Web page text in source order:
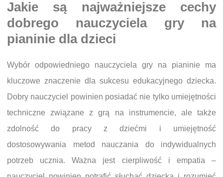
Jakie są najważniejsze cechy
dobrego nauczyciela gry na
pianinie dla dzieci
Wybór odpowiedniego nauczyciela gry na pianinie ma
kluczowe znaczenie dla sukcesu edukacyjnego dziecka.
Dobry nauczyciel powinien posiadać nie tylko umiejętności
techniczne związane z grą na instrumencie, ale także
zdolność do pracy z dziećmi i umiejętność
dostosowywania metod nauczania do indywidualnych
potrzeb ucznia. Ważna jest cierpliwość i empatia –